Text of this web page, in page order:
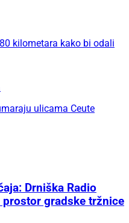
kilometara kako bi odali
ulicama Ceute
Drniška Radio
gradske tržnice